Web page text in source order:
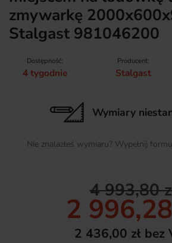
zmywarkę
Stalgast 981046200
Dostępność:
4 tygodnie
Producent:
Stalgast
Wymiary
Nie znalazłeś wymiaru? Wypełnij
4 993,80
2
2 436,00 zł bez